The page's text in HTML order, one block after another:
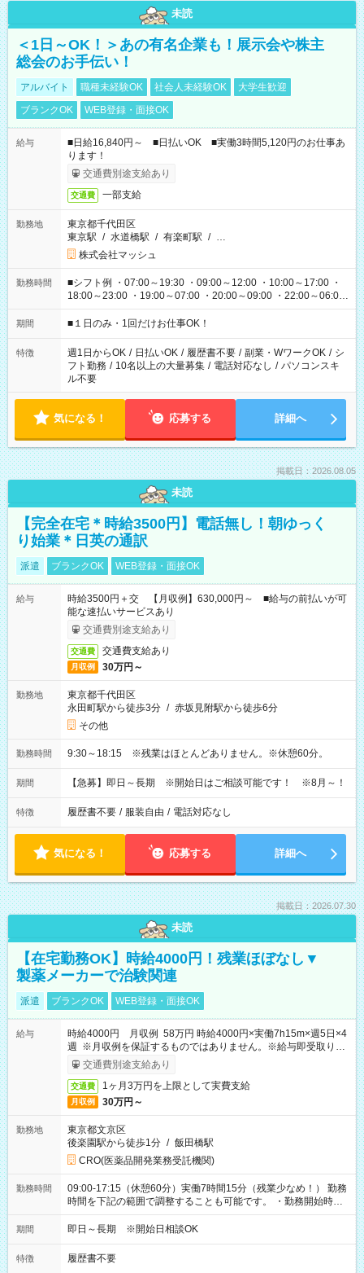
未読
＜1日～OK！＞あの有名企業も！展示会や株主
総会のお手伝い！
アルバイト 職種未経験OK 社会人未経験OK
大学生歓迎
ブランクOK
WEB登録・面接OK
給与
■日給16,840円～ ■日払いOK ■実働3時間5,120円のお仕事あ
ります！
交通費別途支給あり
交通費 一部支給
勤務地
東京都千代田区
東京駅 / 水道橋駅 / 有楽町駅 / …
株式会社マッシュ
勤務時間
■シフト例 ・07:00～19:30 ・09:00～12:00 ・10:00～17:00 ・
18:00～23:00 ・19:00～07:00 ・20:00～09:00 ・22:00～06:00
etc ★最短で3時間で5,120円のお仕事から 15時間で2万円近く稼
げるお仕事も！ ご希望のお時間に合わせてご紹介！ ※シフトは
ください！
期間 ■１日のみ・1回だけお仕事OK！
特徴 週1日からOK / 日払いOK / 履歴書不要 / 副業・WワークOK / シ
フト勤務 / 10名以上の大量募集 / 電話対応なし / パソコンスキ
ル不要
気になる！ 応募する 詳細へ
掲載日：2026.08.05
未読
【完全在宅＊時給3500円】電話無し！朝ゆっく
り始業＊日英の通訳
派遣 ブランクOK WEB登録・面接OK
給与
時給3500円＋交 【月収例】630,000円～ ■給与の前払いが可
能な速払いサービスあり
交通費別途支給あり
交通費 交通費支給あり
月収例 30万円～
勤務地
東京都千代田区
永田町駅から徒歩3分 / 赤坂見附駅から徒歩6分
その他
勤務時間 9:30～18:15 ※残業はほとんどありません。※休憩60分。
期間 【急募】即日～長期 ※開始日はご相談可能です！ ※8月～！
特徴 履歴書不要 / 服装自由 / 電話対応なし
気になる！ 応募する 詳細へ
掲載日：2026.07.30
未読
【在宅勤務OK】時給4000円！残業ほぼなし▼
製薬メーカーで治験関連
派遣 ブランクOK WEB登録・面接OK
給与
時給4000円 月収例 58万円 時給4000円×実働7h15m×週5日×4
週 ※月収例を保証するものではありません。※給与即受取りサ
ービス利用可（利用条件有）
交通費別途支給あり
交通費 1ヶ月3万円を上限として実費支給
月収例 30万円～
勤務地
東京都文京区
後楽園駅から徒歩1分 / 飯田橋駅
CRO(医薬品開発業務受託機関)
勤務時間
09:00-17:15（休憩60分）実働7時間15分（残業少なめ！） 勤務
時間を下記の範囲で調整することも可能です。 ・勤務開始時
間 09:00～10:00 ・勤務終了時間 16:00～17:15 ・実働
05:00～07:15
期間 即日～長期 ※開始日相談OK
特徴 履歴書不要